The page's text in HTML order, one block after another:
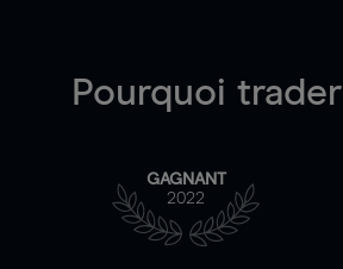
Pourquoi trader
GAGNANT
2022